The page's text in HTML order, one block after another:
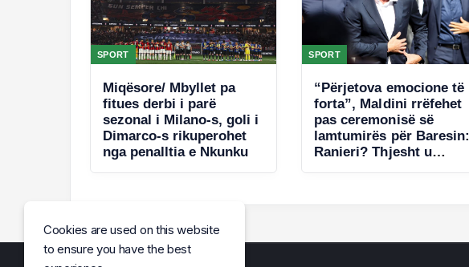
SPORT
Miqësore/ Mbyllet pa
fitues derbi i parë
sezonal i Milano-s, goli i
Dimarco-s rikuperohet
nga penalltia e Nkunku
SPORT
“Përjetova emocione të
forta”, Maldini rrëfehet
pas ceremonisë së
lamtumirës për Baresin:
Ranieri? Thjesht u
Cookies are used on this website
to ensure you have the best